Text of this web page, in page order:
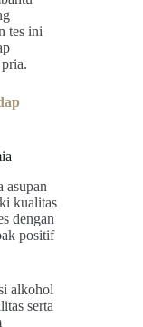
tes ini
asupan
kualitas
dengan
positif
alkohol
serta